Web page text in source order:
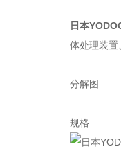
日本
体处理装置
分解图
规格